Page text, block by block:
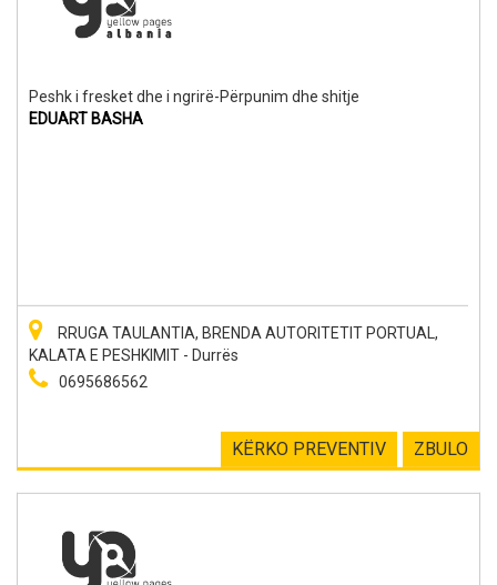
Peshk i fresket dhe i ngrirë-Përpunim dhe shitje
EDUART BASHA
RRUGA TAULANTIA, BRENDA AUTORITETIT PORTUAL,
KALATA E PESHKIMIT - Durrës
0695686562
ZBULO
KËRKO PREVENTIV